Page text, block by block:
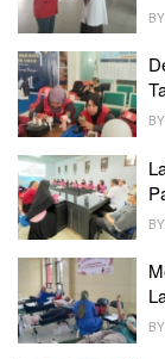
BY
BY
BY
BY